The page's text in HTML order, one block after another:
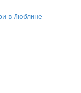
в Люблине